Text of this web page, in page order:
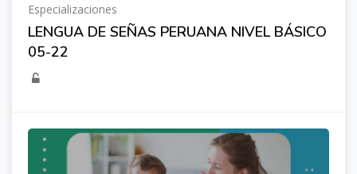
Especializaciones
LENGUA DE SEÑAS PERUANA NIVEL BÁSICO
05-22